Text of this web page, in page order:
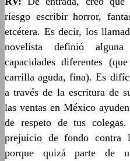
riesgo escribir horror,
etcétera. Es decir, los
novelista definió
capacidades diferentes
carrilla aguda, fina). Es
a través de la escritura de
las ventas en México
de respeto de tus
prejuicio de fondo contra
porque quizá parte de